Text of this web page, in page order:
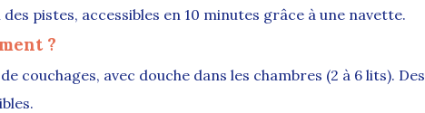
pistes, accessibles en 10 minutes grâce à une navette.
?
couchages, avec douche dans les chambres (2 à 6 lits). Des